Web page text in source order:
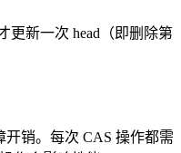
更新一次 head（即删除第
销。每次 CAS 操作都需